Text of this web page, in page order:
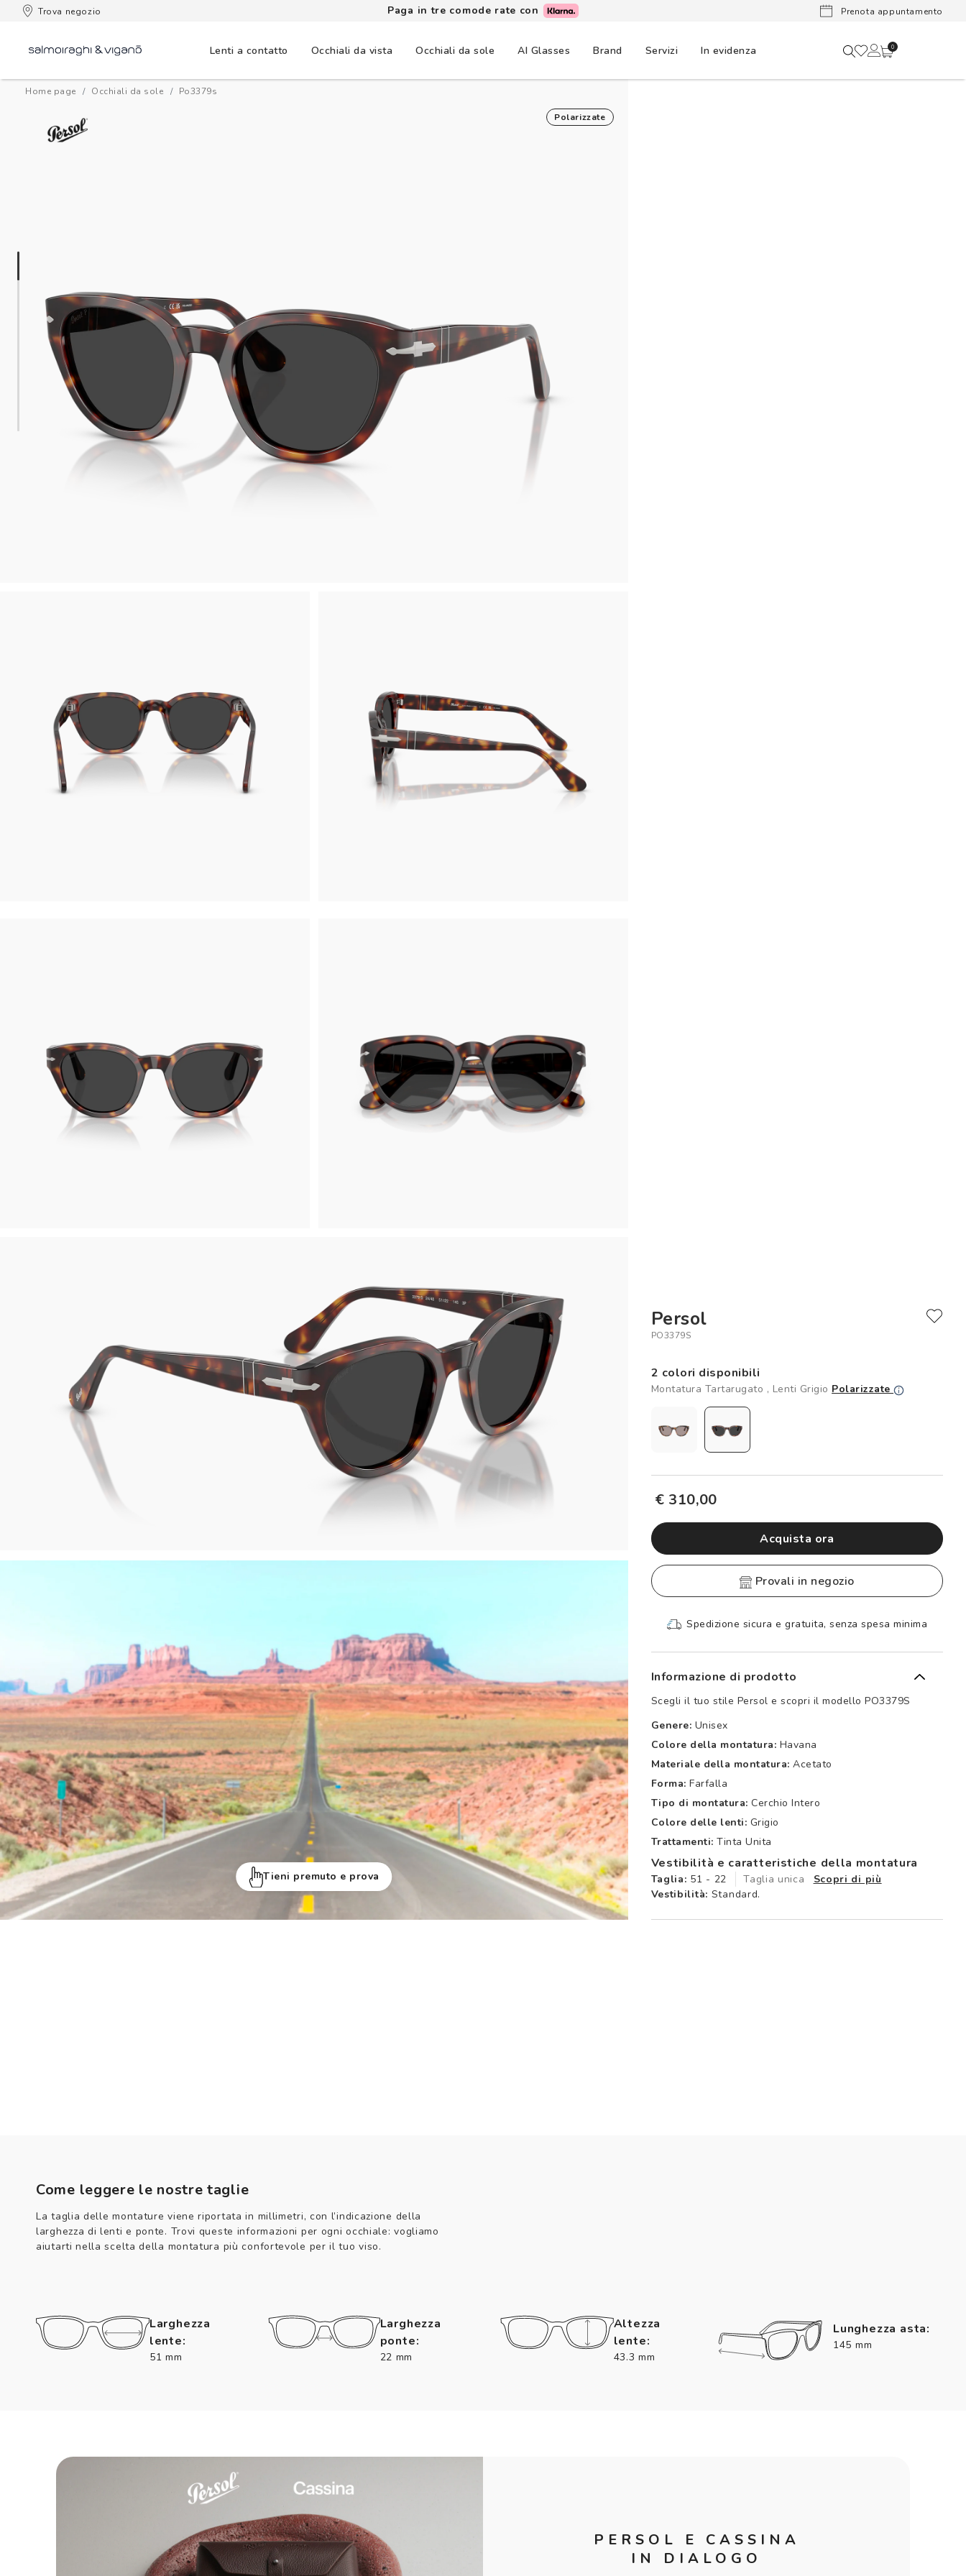
Trova negozio Paga in tre comode rate con Lenti a
Prenota appuntamento
Lenti a contatto Occhiali da vista Occhiali da sole AI Glasses Brand Servizi In evidenza 0
Home page Occhiali da sole po3379s
Polarizzate
Tieni premuto e prova
Persol
PO3379S
2 colori disponibili
Montatura Tartarugato , Lenti Grigio Polarizzate
€ 310,00
Acquista ora
provali in negozio
Spedizione sicura e gratuita, senza spesa minima
Informazione di prodotto
Scegli il tuo stile Persol e scopri il modello PO3379S
Genere: Unisex
Colore della montatura: Havana
Materiale della montatura: Acetato
Forma: Farfalla
Tipo di montatura: Cerchio Intero
Colore delle lenti: Grigio
Trattamenti: Tinta Unita
Vestibilità e caratteristiche della montatura
Taglia: 51 - 22 Taglia unica
Scopri di più
Vestibilità: Standard.
Come leggere le nostre taglie
La taglia delle montature viene riportata in millimetri, con l’indicazione della
larghezza di lenti e ponte. Trovi queste informazioni per ogni occhiale: vogliamo
aiutarti nella scelta della montatura più confortevole per il tuo viso.
Larghezza
lente:
51 mm
Larghezza
ponte:
22 mm
Altezza
lente:
43.3 mm
Lunghezza asta:
145 mm
PERSOL E CASSINA
IN DIALOGO